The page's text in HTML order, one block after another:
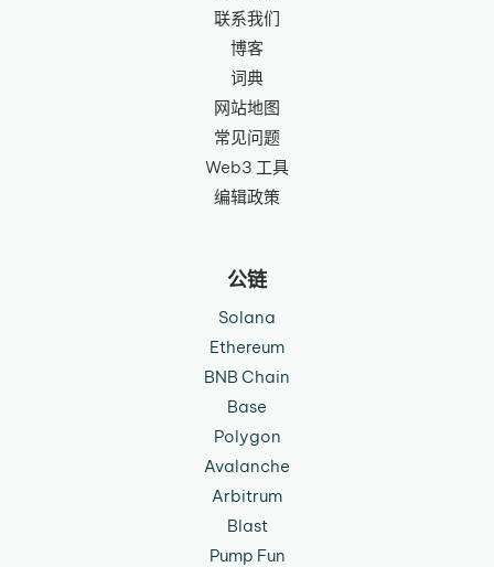
联系我们
博客
词典
网站地图
常见问题
Web3 工具
编辑政策
公链
Solana
Ethereum
BNB Chain
Base
Polygon
Avalanche
Arbitrum
Blast
Pump Fun